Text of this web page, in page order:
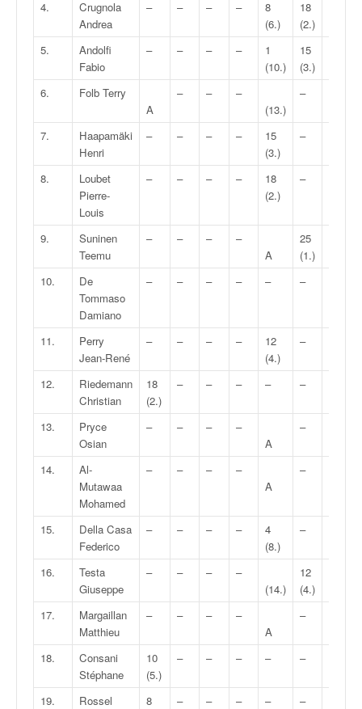
4.
Crugnola
Andrea
– – – –
8
(6.)
18
(2.)
5.
Andolfi
Fabio
– – – –
1
(10.)
15
(3.)
6.
Folb Terry
A
– –
–
(13.)
–
7.
Haapamäki
Henri
– – – –
15
(3.)
–
8.
Loubet
Pierre-
Louis
– – – –
18
(2.)
–
9.
Suninen
Teemu
– – –
–
A
25
(1.)
10.
De
Tommaso
Damiano
– – – – – –
11.
Perry
Jean-René
– – – –
12
(4.)
–
12.
Riedemann
Christian
18
(2.)
– – – – –
13.
Pryce
Osian
– – –
–
A
–
14.
Al-
Mutawaa
Mohamed
– – –
–
A
–
15.
Della Casa
Federico
– – – –
4
(8.)
–
16.
Testa
Giuseppe
– – –
–
(14.)
12
(4.)
17.
Margaillan
Matthieu
– – –
–
A
–
18.
Consani
Stéphane
10
(5.)
– – – – –
19.
Rossel
8
– – – – –